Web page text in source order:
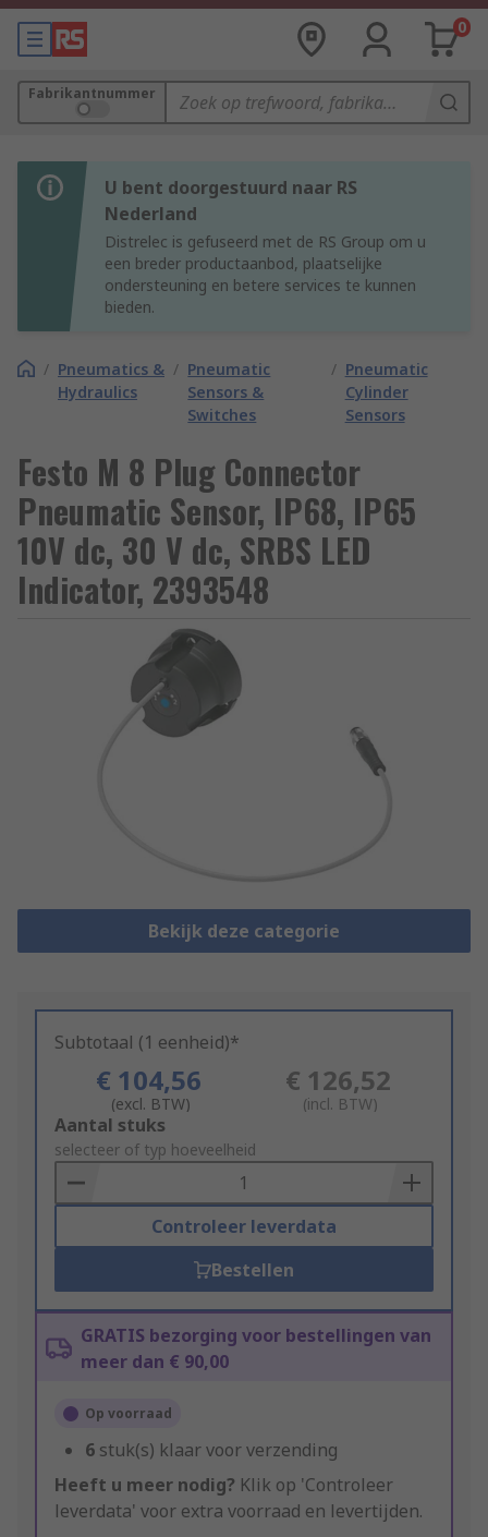
0
Fabrikantnummer
U bent doorgestuurd naar RS
Nederland
Distrelec is gefuseerd met de RS Group om u
een breder productaanbod, plaatselijke
ondersteuning en betere services te kunnen
bieden.
/ Pneumatics &
Hydraulics
/ Pneumatic
Sensors &
Switches
/ Pneumatic
Cylinder
Sensors
Festo M 8 Plug Connector
Pneumatic Sensor, IP68, IP65
10V dc, 30 V dc, SRBS LED
Indicator, 2393548
Bekijk deze categorie
Subtotaal (1 eenheid)*
€ 104,56
(excl. BTW)
€ 126,52
(incl. BTW)
Add
to
Basket
Aantal stuks
selecteer of typ hoeveelheid
Controleer leverdata
Bestellen
GRATIS bezorging voor bestellingen van
meer dan € 90,00
Op voorraad
6 stuk(s) klaar voor verzending
Heeft u meer nodig? Klik op 'Controleer
leverdata' voor extra voorraad en levertijden.